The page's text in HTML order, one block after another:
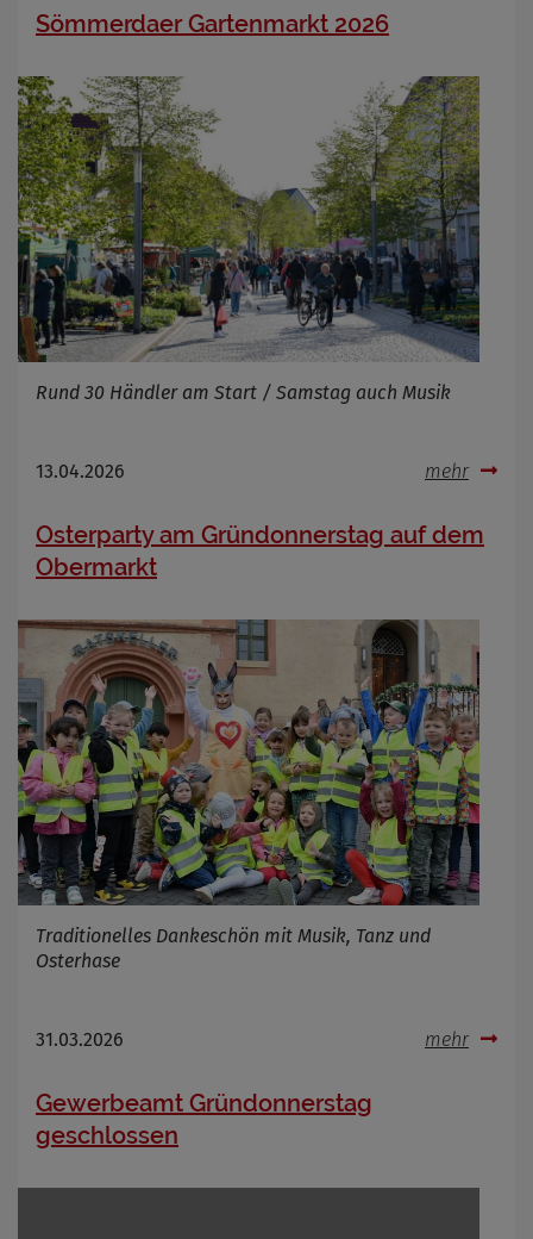
Sömmerdaer Gartenmarkt 2026
Rund 30 Händler am Start / Samstag auch Musik
13.04.2026 mehr
Osterparty am Gründonnerstag auf dem
Obermarkt
Traditionelles Dankeschön mit Musik, Tanz und
Osterhase
31.03.2026 mehr
Gewerbeamt Gründonnerstag
geschlossen